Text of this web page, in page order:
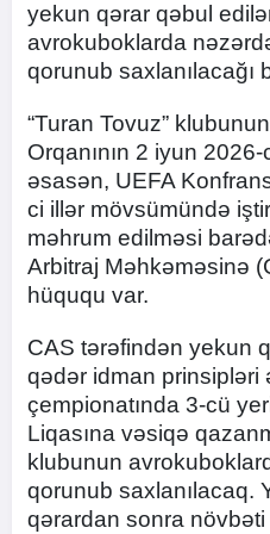
yekun qərar qəbul
avrokuboklarda
qorunub saxlanılacağı
“Turan Tovuz”
Orqanının 2 iyun 2026-
əsasən, UEFA
ci illər mövsümündə
məhrum edilməsi
Arbitraj Məhkəməsinə
hüququ var.
CAS tərəfindən yekun
qədər idman prinsipləri
çempionatında 3-cü
Liqasına vəsiqə
klubunun
qorunub saxlanılacaq.
qərardan sonra növbəti